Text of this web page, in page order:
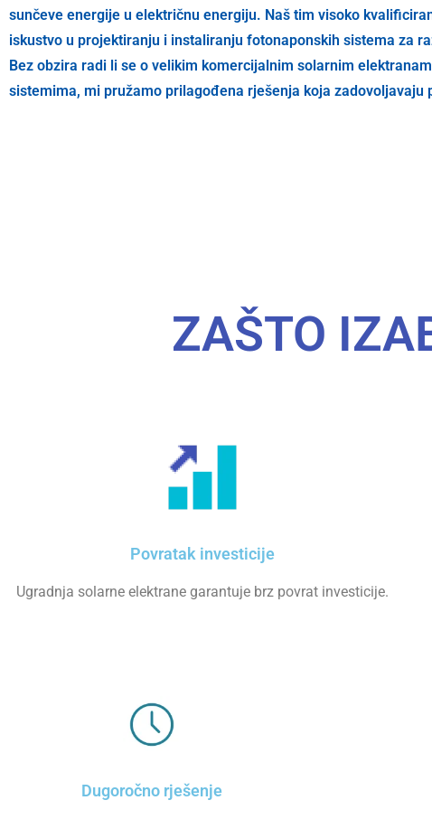
sunčeve energije u električnu energiju. Naš tim visoko
iskustvo u projektiranju i instaliranju fotonaponskih sistema za
Bez obzira radi li se o velikim komercijalnim solarnim
sistemima, mi pružamo prilagođena rješenja koja zadovoljavaju
ZAŠTO
Povratak investicije
Ugradnja solarne elektrane garantuje brz povrat investicije.
Dugoročno rješenje